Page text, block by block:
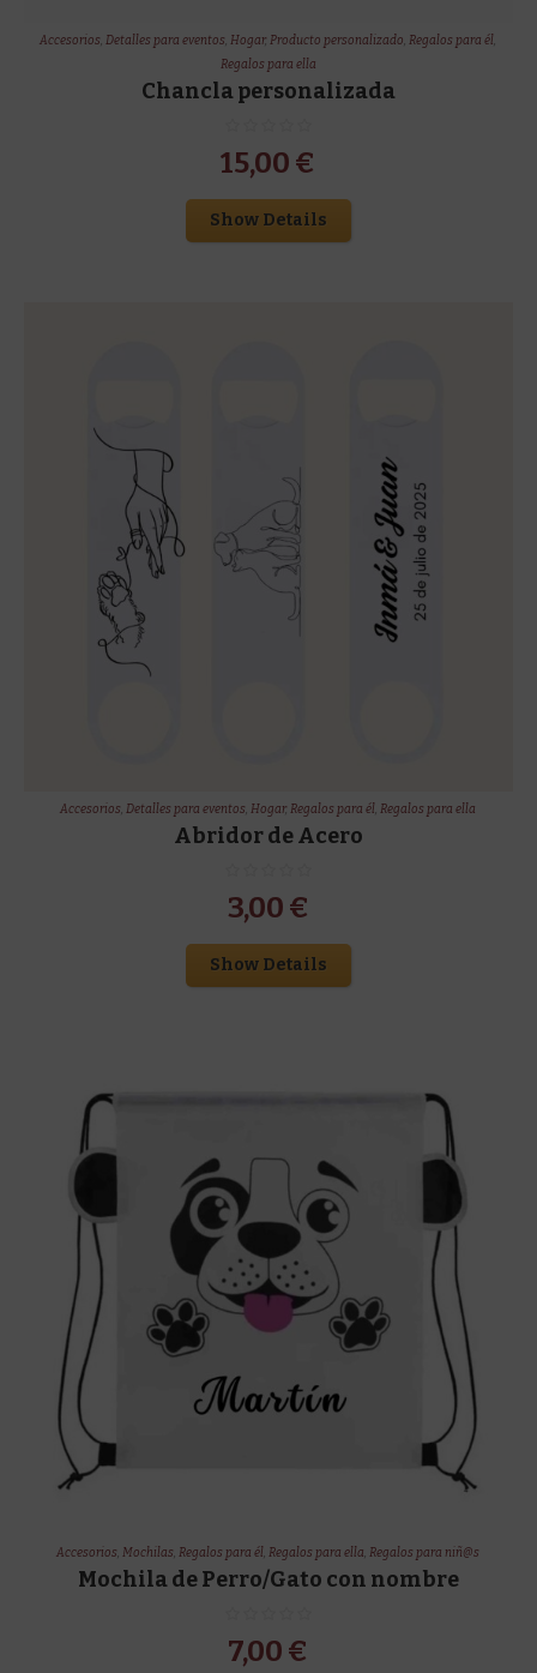
Accesorios,Detalles para eventos,Hogar,Producto personalizado,Regalos para él,
Regalos para ella
Chancla personalizada
15,00 €
Show Details
Accesorios,Detalles para eventos,Hogar,Regalos para él,Regalos para ella
Abridor de Acero
3,00 €
Show Details
Accesorios,Mochilas,Regalos para él,Regalos para ella,Regalos para niñ@s
Mochila de Perro/Gato con nombre
7,00 €